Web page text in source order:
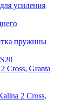
усиления
пружины
Cross, Granta
2 Cross,